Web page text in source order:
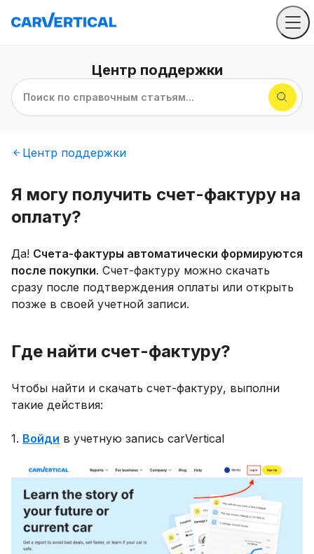
Центр поддержки
Поиск по справочным статьям...
Центр поддержки
Я могу получить счет-фактуру на
оплату?
Да! Счета-фактуры автоматически формируются
после покупки. Счет-фактуру можно скачать
сразу после подтверждения оплаты или открыть
позже в своей учетной записи.
Где найти счет-фактуру?
Чтобы найти и скачать счет-фактуру, выполни
такие действия:
1. Войди в учетную запись carVertical